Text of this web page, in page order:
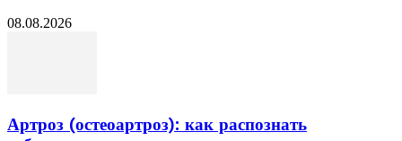
08.08.2026
Артроз (остеоартроз): как распознать